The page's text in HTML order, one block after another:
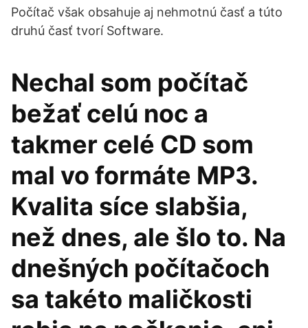
Počítač však obsahuje aj nehmotnú časť a túto
druhú časť tvorí Software.
Nechal som počítač
bežať celú noc a
takmer celé CD som
mal vo formáte MP3.
Kvalita síce slabšia,
než dnes, ale šlo to. Na
dnešných počítačoch
sa takéto maličkosti